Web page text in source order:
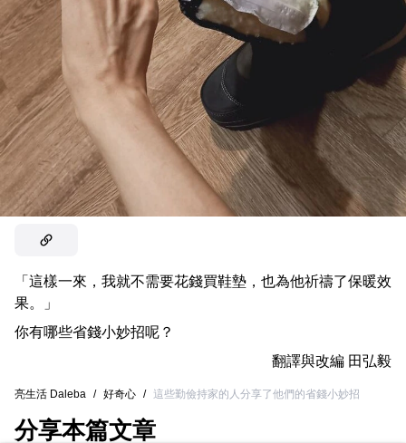
「這樣一來，我就不需要花錢買鞋墊，也為他祈禱了保暖效
果。」
你有哪些省錢小妙招呢？
翻譯與改編 田弘毅
亮生活 Daleba / 好奇心 / 這些勤儉持家的人分享了他們的省錢小妙招
分享本篇文章